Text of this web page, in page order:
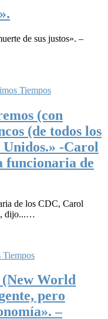
de sus justos». –
Tiempos
(con
(de todos los
Unidos.» -Carol
funcionaria de
de los CDC, Carol
dijo...…
World
pero
–